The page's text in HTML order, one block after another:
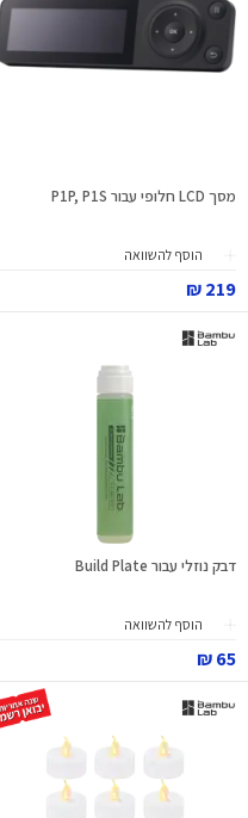
מסך LCD חלופי עבור P1P, P1S
הוסף להשוואה
219 ₪
דבק נוזלי עבור Build Plate
הוסף להשוואה
65 ₪